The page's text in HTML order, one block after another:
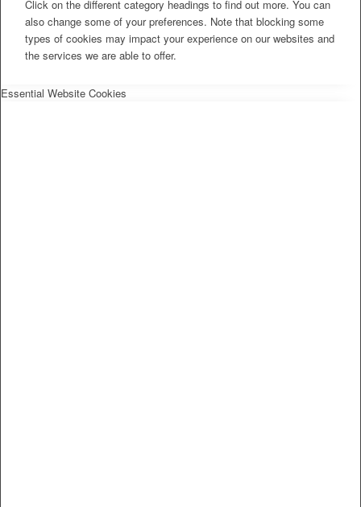
Click on the different category headings to find out more. You can
also change some of your preferences. Note that blocking some
types of cookies may impact your experience on our websites and
the services we are able to offer.
Essential Website Cookies